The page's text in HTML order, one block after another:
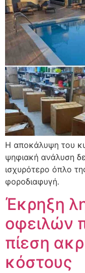
Η αποκάλυψη του
ψηφιακή ανάλυση
ισχυρότερο όπλο
φοροδιαφυγή.
Έκρηξη
οφειλών
πίεση
κόστους